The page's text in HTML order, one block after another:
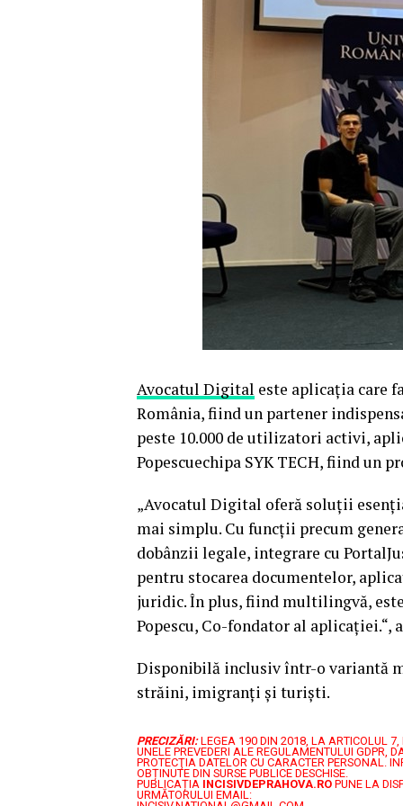
Avocatul Digital este aplicația care
România, fiind un partener
peste 10.000 de utilizatori activi,
Popescuechipa SYK TECH, fiind un
„Avocatul Digital oferă soluții
mai simplu. Cu funcții precum
dobânzii legale, integrare cu
pentru stocarea documentelor,
juridic. În plus, fiind multilingvă,
Popescu, Co-fondator al aplicației.“,
Disponibilă inclusiv într-o variantă
străini, imigranți și turiști.
PRECIZĂRI: LEGEA 190 DIN 2018, LA ARTICOLUL
UNELE PREVEDERI ALE REGULAMENTULUI GDPR,
PROTECŢIA DATELOR CU CARACTER PERSONAL.
OBȚINUTE DIN SURSE PUBLICE DESCHISE.
PUBLICAȚIA INCISIVDEPRAHOVA.RO PUNE LA
URMĂTORULUI EMAIL: